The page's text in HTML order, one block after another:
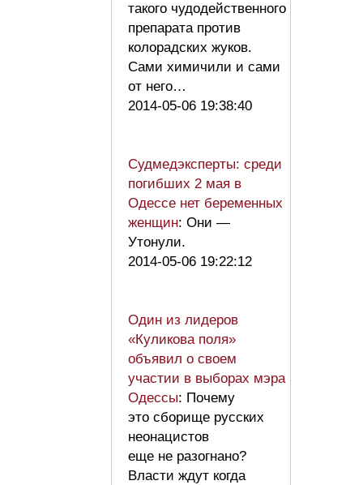
такого чудодейственного
препарата против
колорадских жуков.
Сами химичили и сами
от него…
2014-05-06 19:38:40
Судмедэксперты: среди
погибших 2 мая в
Одессе нет беременных
женщин: Они —
Утонули.
2014-05-06 19:22:12
Один из лидеров
«Куликова поля»
объявил о своем
участии в выборах мэра
Одессы: Почему
это сборище русских
неонацистов
еще не разогнано?
Власти ждут когда